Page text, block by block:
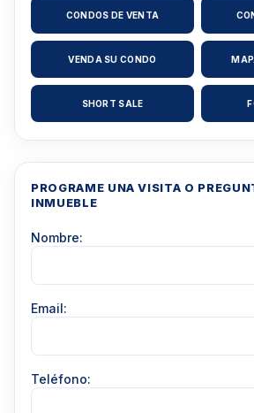
CONDOS DE VENTA
VENDA SU CONDO
SHORT SALE
PROGRAME UNA VISITA O
INMUEBLE
Nombre:
Email:
Teléfono: